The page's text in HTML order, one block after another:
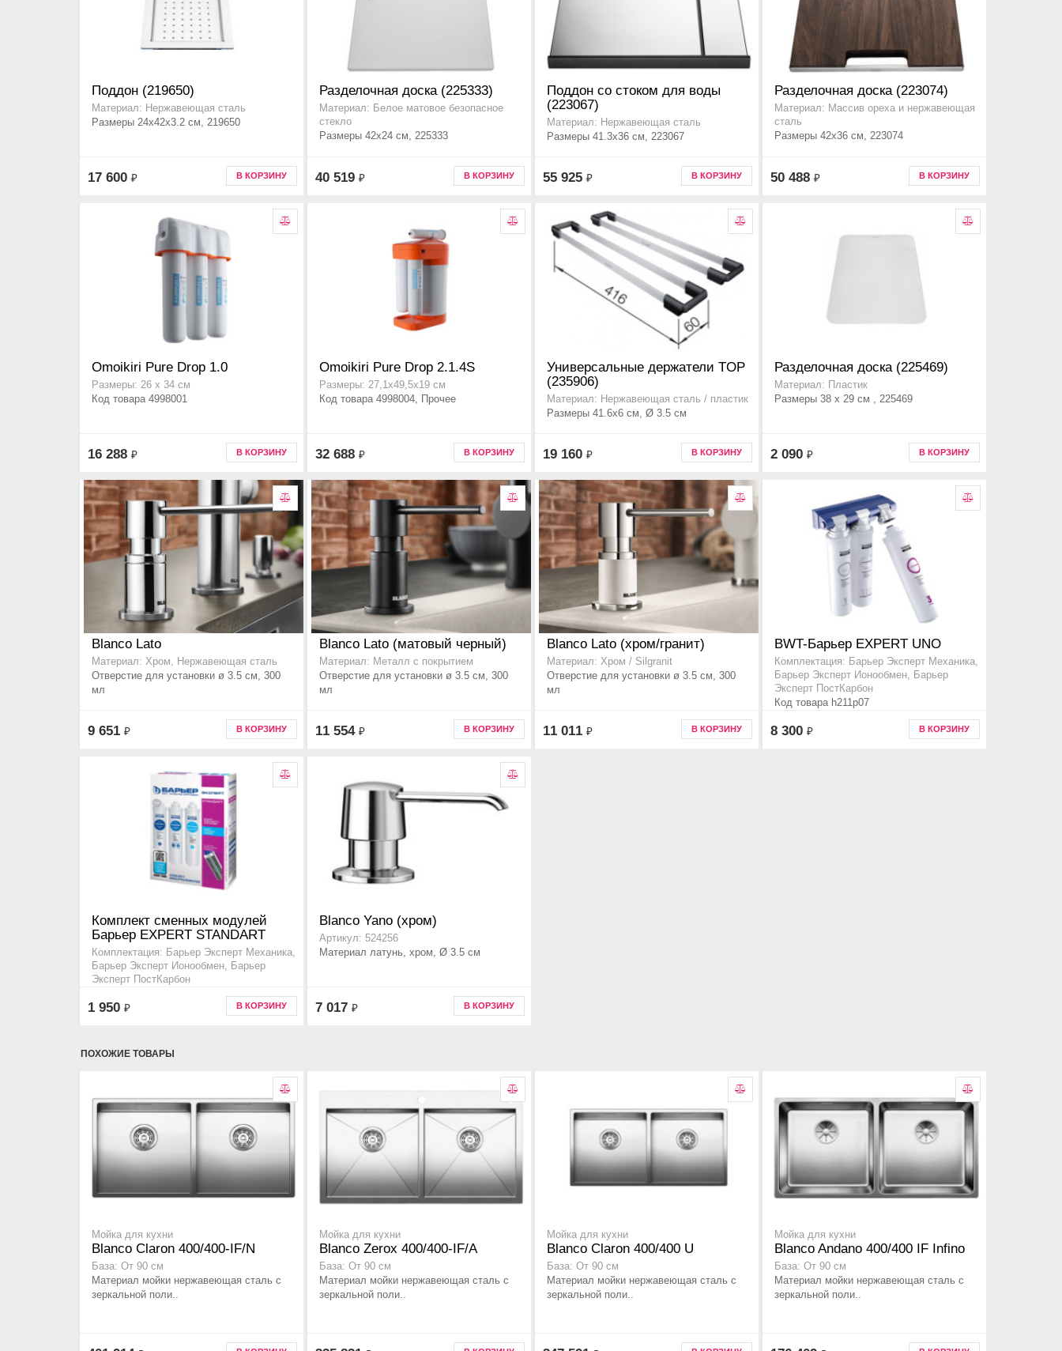
Поддон (219650)
Материал: Нержавеющая сталь
Размеры 24x42x3.2 см, 219650
17 600 ₽ В КОРЗИНУ
Разделочная доска (225333)
Материал: Белое матовое безопасное
стекло
Размеры 42x24 см, 225333
40 519 ₽ В КОРЗИНУ
Поддон со стоком для воды
(223067)
Материал: Нержавеющая сталь
Размеры 41.3x36 см, 223067
55 925 ₽ В КОРЗИНУ
Разделочная доска (223074)
Материал: Массив ореха и нержавеющая
сталь
Размеры 42x36 см, 223074
50 488 ₽ В КОРЗИНУ
Omoikiri Pure Drop 1.0
Размеры: 26 х 34 см
Код товара 4998001
16 288 ₽ В КОРЗИНУ
Omoikiri Pure Drop 2.1.4S
Размеры: 27,1х49,5х19 см
Код товара 4998004, Прочее
32 688 ₽ В КОРЗИНУ
Универсальные держатели TOP
(235906)
Материал: Нержавеющая сталь / пластик
Размеры 41.6x6 см, Ø 3.5 см
19 160 ₽ В КОРЗИНУ
Разделочная доска (225469)
Материал: Пластик
Размеры 38 x 29 см , 225469
2 090 ₽ В КОРЗИНУ
Blanco Lato
Материал: Хром, Нержавеющая сталь
Отверстие для установки ø 3.5 см, 300
мл
9 651 ₽ В КОРЗИНУ
Blanco Lato (матовый черный)
Материал: Металл с покрытием
Отверстие для установки ø 3.5 см, 300
мл
11 554 ₽ В КОРЗИНУ
Blanco Lato (хром/гранит)
Материал: Хром / Silgranit
Отверстие для установки ø 3.5 см, 300
мл
11 011 ₽ В КОРЗИНУ
BWT-Барьер EXPERT UNO
Комплектация: Барьер Эксперт Механика,
Барьер Эксперт Ионообмен, Барьер
Эксперт ПостКарбон
Код товара h211p07
8 300 ₽ В КОРЗИНУ
Комплект сменных модулей
Барьер EXPERT STANDART
Комплектация: Барьер Эксперт Механика,
Барьер Эксперт Ионообмен, Барьер
Эксперт ПостКарбон
1 950 ₽ В КОРЗИНУ
Blanco Yano (хром)
Артикул: 524256
Материал латунь, хром, Ø 3.5 см
7 017 ₽ В КОРЗИНУ
ПОХОЖИЕ ТОВАРЫ
Мойка для кухни
Blanco Claron 400/400-IF/N
База: От 90 см
Материал мойки нержавеющая сталь с
зеркальной поли..
Мойка для кухни
Blanco Zerox 400/400-IF/A
База: От 90 см
Материал мойки нержавеющая сталь с
зеркальной поли..
Мойка для кухни
Blanco Claron 400/400 U
База: От 90 см
Материал мойки нержавеющая сталь с
зеркальной поли..
Мойка для кухни
Blanco Andano 400/400 IF Infino
База: От 90 см
Материал мойки нержавеющая сталь с
зеркальной поли..